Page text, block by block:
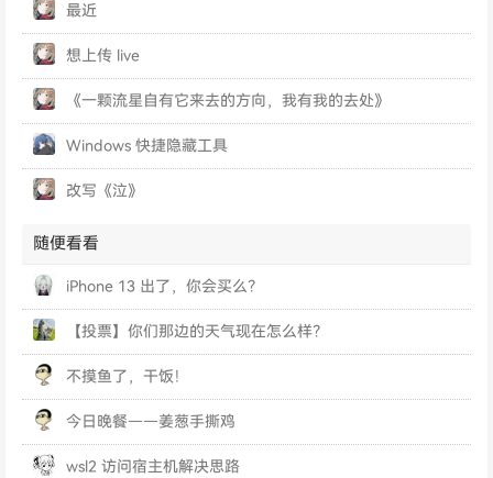
最近
想上传 live
《一颗流星自有它来去的方向，我有我的去处》
Windows 快捷隐藏工具
改写《泣》
随便看看
iPhone 13 出了，你会买么？
【投票】你们那边的天气现在怎么样？
不摸鱼了，干饭！
今日晚餐——姜葱手撕鸡
wsl2 访问宿主机解决思路